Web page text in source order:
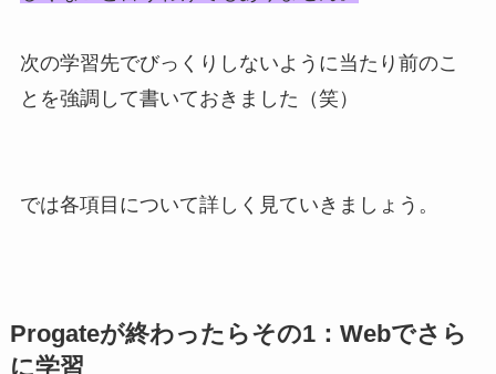
次の学習先でびっくりしないように当たり前のこ
とを強調して書いておきました（笑）
では各項目について詳しく見ていきましょう。
Progateが終わったらその1：Webでさら
に学習